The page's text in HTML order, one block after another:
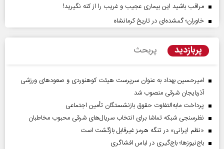
مراقب باشید این بیماری عجیب و غریب را از کنه نگیرید!
خاوران؛ گمشده‌ای در تاریخ کرمانشاه
پربازدید پربحث
امیرحسین بهداد به عنوان سرپرست هیئت کوهنوردی و صعودهای ورزشی
آذربایجان شرقی منصوب شد
پرداخت مابه‌التفاوت حقوق بازنشستگان تأمین اجتماعی
نظرسنجی شبکه تماشا برای انتخاب سریال‌های شرقی محبوب مخاطبان
«نظم ایرانی» در تنگه هرمز غیرقابل بازگشت است
باج‌نیوزها؛ باج‌گیری در لباس افشاگری